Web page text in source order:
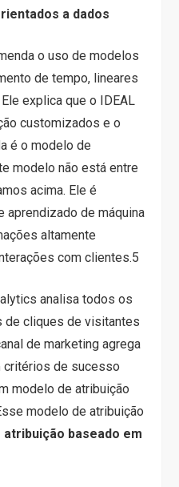
a dados
o uso de modelos
de tempo, lineares
explica que o IDEAL
customizados e o
é o modelo de
modelo não está entre
acima. Ele é
aprendizado de máquina
altamente
com clientes.5
analisa todos os
de cliques de visitantes
de marketing agrega
critérios de sucesso
modelo de atribuição
modelo de atribuição
atribuição baseado em